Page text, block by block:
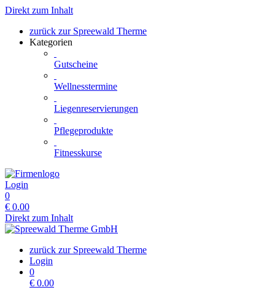
Direkt zum Inhalt
zurück zur Spreewald Therme
Kategorien
Gutscheine
Wellnesstermine
Liegenreservierungen
Pflegeprodukte
Fitnesskurse
Login
0
€ 0.00
Direkt zum Inhalt
zurück zur Spreewald Therme
Login
0
€ 0.00